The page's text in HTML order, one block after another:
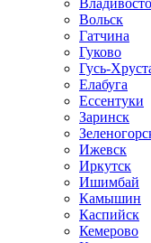
Вольск
Гатчина
Гуково
Гусь-
Елабуга
Ессентуки
Заринск
Ижевск
Иркутск
Ишимбай
Камышин
Каспийск
Кемерово